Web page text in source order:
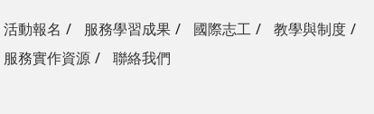
活動報名 服務學習成果 國際志工
教學與制度
服務實作資源
聯絡我們